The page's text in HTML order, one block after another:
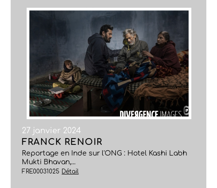
27 janvier 2024
FRANCK RENOIR
Reportage en Inde sur l'ONG : Hotel Kashi Labh
Mukti Bhavan,...
FRE00031025 Détail